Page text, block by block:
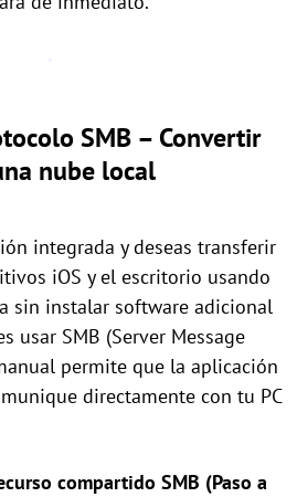
SMB – Convertir
nube local
integrada y deseas transferir
iOS y el escritorio usando
sin instalar software adicional
usar SMB (Server Message
permite que la aplicación
directamente con tu PC
compartido SMB (Paso a